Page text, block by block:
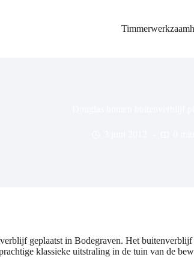
geplaatst in Bodegraven. Het
klassieke uitstraling in de tuin van de